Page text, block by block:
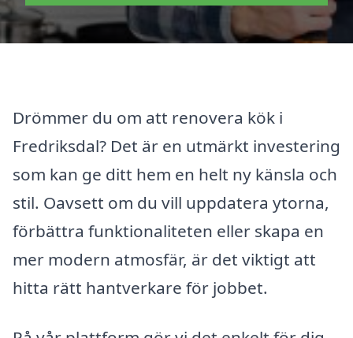
Drömmer du om att renovera kök i
Fredriksdal? Det är en utmärkt investering
som kan ge ditt hem en helt ny känsla och
stil. Oavsett om du vill uppdatera ytorna,
förbättra funktionaliteten eller skapa en
mer modern atmosfär, är det viktigt att
hitta rätt hantverkare för jobbet.